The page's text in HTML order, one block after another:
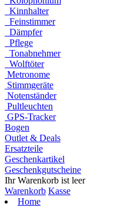
Kinnhalter
Feinstimmer
Dämpfer
Pflege
Tonabnehmer
Wolftöter
Metronome
Stimmgeräte
Notenständer
Pultleuchten
GPS-Tracker
Bogen
Outlet & Deals
Ersatzteile
Geschenkartikel
Geschenkgutscheine
Ihr Warenkorb ist leer
Warenkorb Kasse
Home